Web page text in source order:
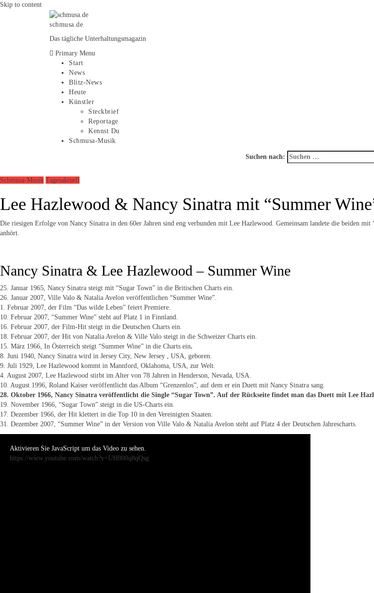
Skip to content
schmusa.de
Das tägliche Unterhaltungsmagazin
Primary Menu
Start
News
Blitz-News
Heute
Künstler
Steckbrief
Reportage
Kennst Du
Schmusa-Musik
Suchen nach:
Schmusa-Musik Tagesaktuell
Lee Hazlewood & Nancy Sinatra mit “Summer
Die riesigen Erfolge von Nancy Sinatra in den 60er Jahren sind eng verbunden mit Lee Hazlewood. Gemeinsam landete die beiden
anhört.
Nancy Sinatra & Lee Hazlewood – Summer Wine
25. Januar 1965, Nancy Sinatra steigt mit “Sugar Town” in die Britischen Charts ein.
26. Januar 2007, Ville Valo & Natalia Avelon veröffentlichen “Summer Wine”.
1. Februar 2007, der Film “Das wilde Leben” feiert Premiere.
10. Februar 2007, “Summer Wine” steht auf Platz 1 in Finnland.
16. Februar 2007, der Film-Hit steigt in die Deutschen Charts ein.
18. Februar 2007, der Hit von Natalia Avelon & Ville Valo steigt in die Schweizer Charts ein.
15. März 1966, In Österreich steigt “Summer Wine” in die Charts ein.
8. Juni 1940, Nancy Sinatra wird in Jersey City, New Jersey , USA, geboren.
9. Juli 1929, Lee Hazlewood kommt in Mannford, Oklahoma, USA, zur Welt.
4. August 2007, Lee Hazlewood stirbt im Alter von 78 Jahren in Henderson, Nevada, USA.
10. August 1996, Roland Kaiser veröffentlicht das Album “Grenzenlos”, auf dem er ein Duett mit Nancy Sinatra sang.
28. Oktober 1966, Nancy Sinatra veröffentlicht die Single “Sugar Town”. Auf der Rückseite findet man das Duett mit Lee
19. November 1966, “Sugar Town” steigt in die US-Charts ein.
17. Dezember 1966, der Hit klettert in die Top 10 in den Vereinigten Staaten.
31. Dezember 2007, “Summer Wine” in der Version von Ville Valo & Natalia Avelon steht auf Platz 4 der Deutschen Jahrescharts.
Aktivieren Sie JavaScript um das Video zu sehen.
https://www.youtube.com/watch?v=UH800q8qQsg